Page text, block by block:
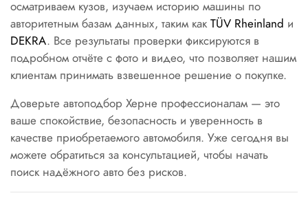
осматриваем кузов, изучаем историю машины по
авторитетным базам данных, таким как TÜV Rheinland и
DEKRA. Все результаты проверки фиксируются в
подробном отчёте с фото и видео, что позволяет нашим
клиентам принимать взвешенное решение о покупке.
Доверьте автоподбор Херне профессионалам — это
ваше спокойствие, безопасность и уверенность в
качестве приобретаемого автомобиля. Уже сегодня вы
можете обратиться за консультацией, чтобы начать
поиск надёжного авто без рисков.